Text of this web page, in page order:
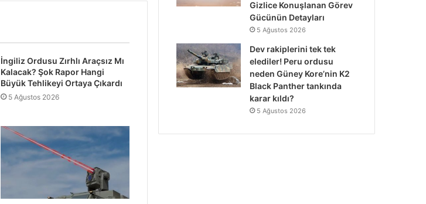
İngiliz Ordusu Zırhlı Araçsız Mı
Kalacak? Şok Rapor Hangi
Büyük Tehlikeyi Ortaya Çıkardı
5 Ağustos 2026
Gizlice Konuşlanan Görev
Gücünün Detayları
5 Ağustos 2026
Dev rakiplerini tek tek
elediler! Peru ordusu
neden Güney Kore’nin K2
Black Panther tankında
karar kıldı?
5 Ağustos 2026